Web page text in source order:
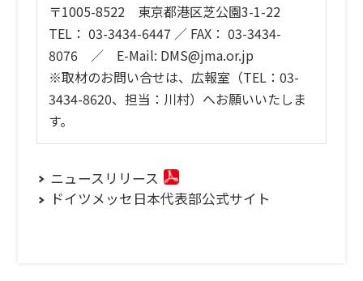
〒1005-8522 東京都港区芝公園3-1-22
TEL： 03-3434-6447 ／ FAX： 03-3434-
8076 ／ E-Mail: DMS@jma.or.jp
※取材のお問い合せは、広報室（TEL：03-
3434-8620、担当：川村）へお願いいたしま
す。
ニュースリリース
ドイツメッセ日本代表部公式サイト